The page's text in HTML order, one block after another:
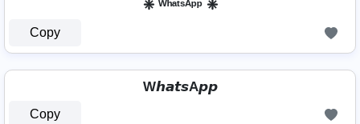
❈ ᵂʰᵃᵗˢᴬᵖᵖ ❈
Copy
W𝙝𝙖𝙩𝙨A𝙥𝙥
Copy